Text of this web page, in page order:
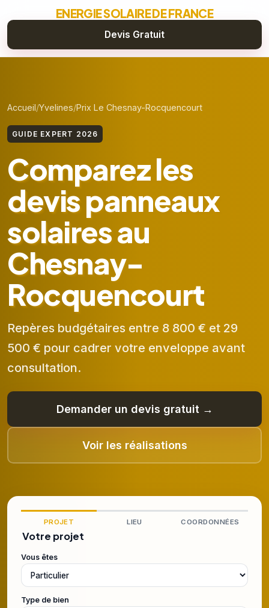
ENERGIE SOLAIRE DE FRANCE
Devis Gratuit
Accueil Yvelines Prix Le Chesnay-Rocquencourt
GUIDE EXPERT 2026
Comparez les
devis panneaux
solaires au
Chesnay-
Rocquencourt
Repères budgétaires entre 8 800 € et 29
500 € pour cadrer votre enveloppe avant
consultation.
Demander un devis gratuit →
Voir les réalisations
PROJET LIEU COORDONNÉES
Votre projet
Vous êtes
Type de bien